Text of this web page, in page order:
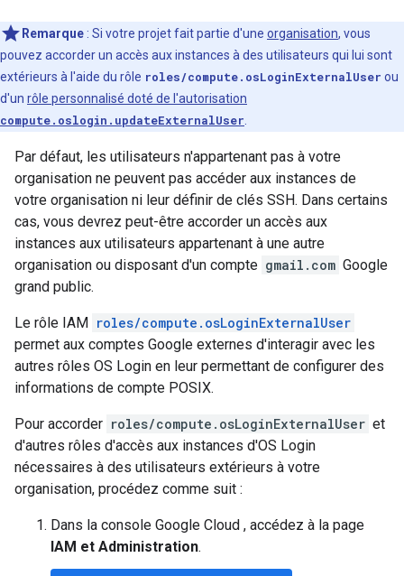
Remarque : Si votre projet fait partie d'une organisation, vous
pouvez accorder un accès aux instances à des utilisateurs qui lui sont
extérieurs à l'aide du rôle roles/compute.osLoginExternalUser ou
d'un rôle personnalisé doté de l'autorisation
compute.oslogin.updateExternalUser
Par défaut, les utilisateurs n'appartenant pas à votre
organisation ne peuvent pas accéder aux instances de
votre organisation ni leur définir de clés SSH. Dans certains
cas, vous devrez peut-être accorder un accès aux
instances aux utilisateurs appartenant à une autre
organisation ou disposant d'un compte gmail.com Google
grand public.
Le rôle IAM roles/compute.osLoginExternalUser
permet aux comptes Google externes d'interagir avec les
autres rôles OS Login en leur permettant de configurer des
informations de compte POSIX.
Pour accorder roles/compute.osLoginExternalUser et
d'autres rôles d'accès aux instances d'OS Login
nécessaires à des utilisateurs extérieurs à votre
organisation, procédez comme suit :
Dans la console Google Cloud , accédez à la page
IAM et Administration.